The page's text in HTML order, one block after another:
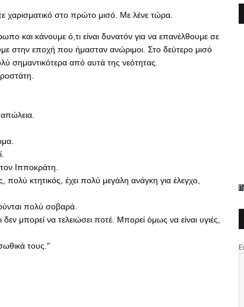
χαρισματικό στο πρώτο μισό. Με λένε τώρα.
και κάνουμε ό,τι είναι δυνατόν για να επανέλθουμε σε
στην εποχή που ήμασταν ανώριμοι. Στο δεύτερο μισό
σημαντικότερα από αυτά της νεότητας.
Ιπποκράτη.
κτητικός, έχει πολύ μεγάλη ανάγκη για έλεγχο,
πολύ σοβαρά.
μπορεί να τελειώσει ποτέ. Μπορεί όμως να είναι υγιές,
τους."